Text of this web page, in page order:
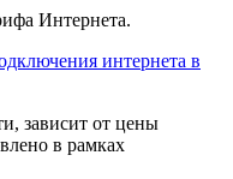
Интернета.
интернета в
зависит от цены
в рамках